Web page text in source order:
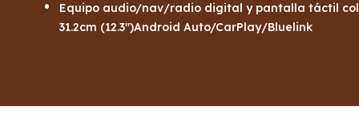
Equipo audio/nav/radio digital y pantalla táctil
31.2cm (12.3")Android Auto/CarPlay/Bluelink